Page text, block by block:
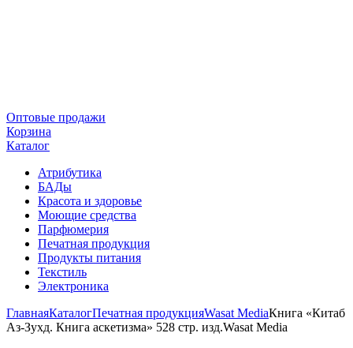
Оптовые продажи
Корзина
Каталог
Атрибутика
БАДы
Красота и здоровье
Моющие средства
Парфюмерия
Печатная продукция
Продукты питания
Текстиль
Электроника
ГлавнаяКаталогПечатная продукцияWasat MediaКнига «Китаб
Аз-Зухд. Книга аскетизма» 528 стр. изд.Wasat Media